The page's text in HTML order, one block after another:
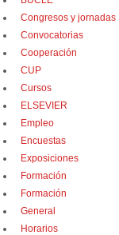
Congresos y jornadas
Convocatorias
Cooperación
CUP
Cursos
ELSEVIER
Empleo
Encuestas
Exposiciones
Formación
Formación
General
Horarios